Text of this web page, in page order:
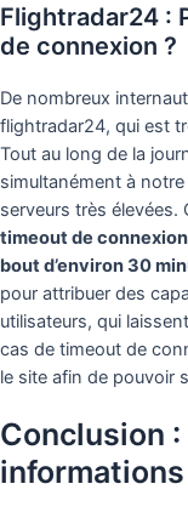
Flightradar24 :
de connexion ?
De nombreux
flightradar24, qui est
Tout au long de la
simultanément à
serveurs très élevées.
timeout de
bout d’environ 30
pour attribuer des
utilisateurs, qui
cas de timeout de
le site afin de pouvoir
Conclusion